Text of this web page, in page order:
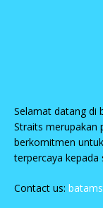
Selamat datang di
Straits merupakan
berkomitmen
terpercaya kepada
Contact us: